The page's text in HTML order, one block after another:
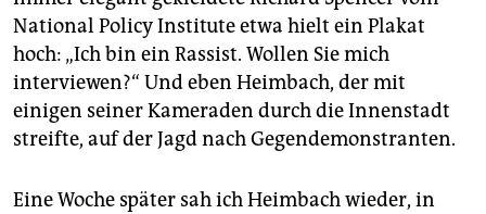
National Policy Institute etwa hielt ein Plakat
hoch: „Ich bin ein Rassist. Wollen Sie mich
interviewen?“ Und eben Heimbach, der mit
einigen seiner Kameraden durch die Innenstadt
streifte, auf der Jagd nach Gegendemonstranten.
Eine Woche später sah ich Heimbach wieder, in